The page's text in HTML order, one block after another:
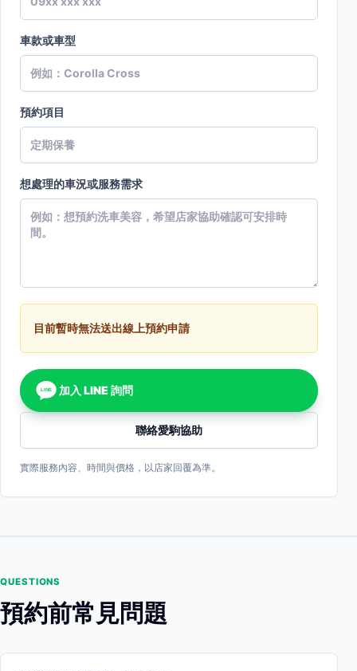
車款或車型
預約項目
想處理的車況或服務需求
目前暫時無法送出線上預約申請
LINE 加入 LINE 詢問
聯絡愛駒協助
實際服務內容、時間與價格，以店家回覆為準。
QUESTIONS
預約前常見問題